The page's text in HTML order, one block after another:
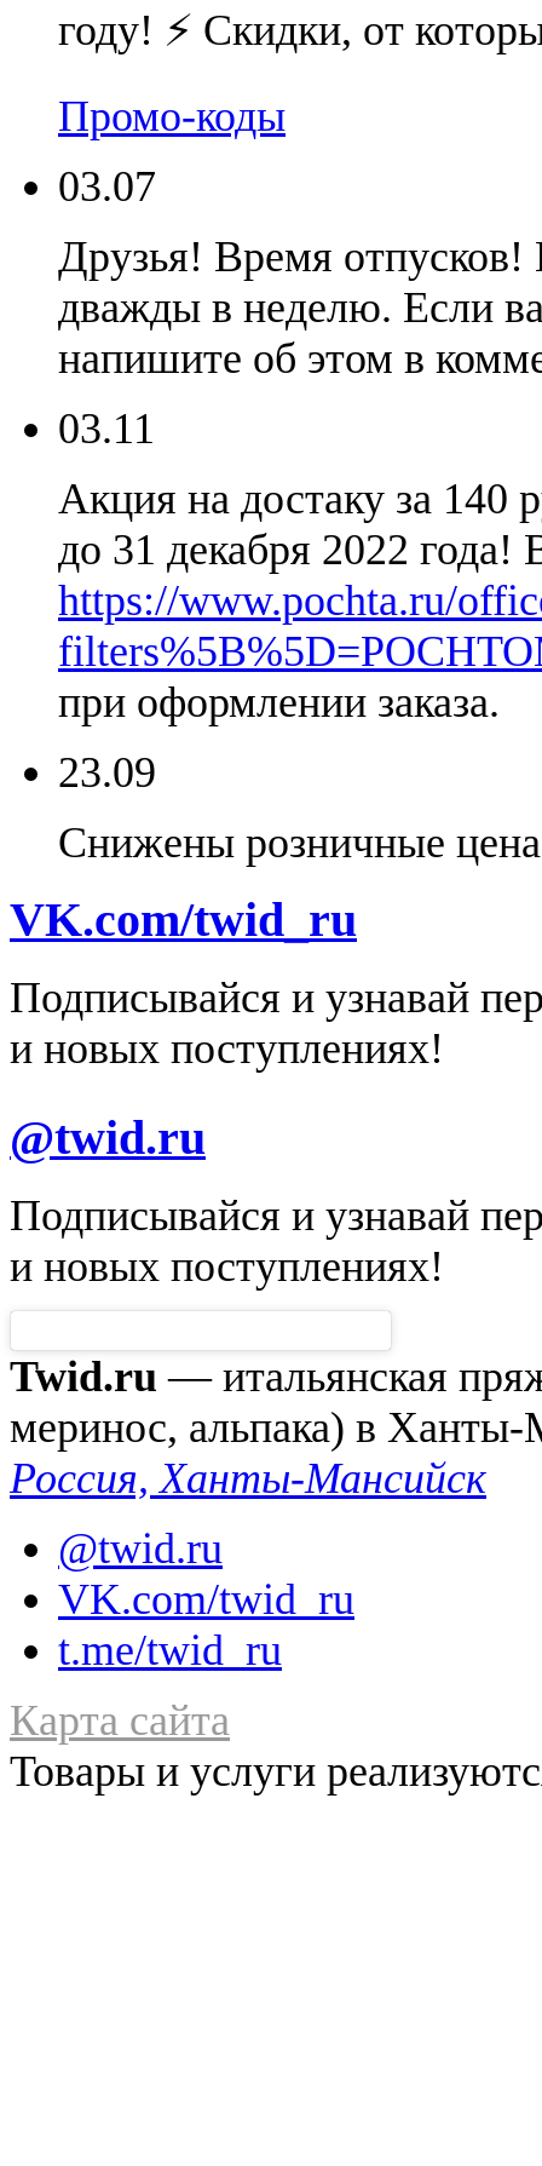
году! ⚡️ Скидки, от
Промо-коды
03.07
Друзья! Время отпусков!
дважды в неделю. Если
напишите об этом в
03.11
Акция на достаку за 140
до 31 декабря 2022 года!
https://www.pochta.ru/
при оформлении заказа.
23.09
Снижены розничные
VK.com/twid_ru
Подписывайся и узнавай
и новых поступлениях!
@twid.ru
Подписывайся и узнавай
и новых поступлениях!
Twid.ru — итальянская
меринос, альпака) в Ханты-
Россия, Ханты-Мансийск
@twid.ru
VK.com/twid_ru
t.me/twid_ru
Карта сайта
Товары и услуги